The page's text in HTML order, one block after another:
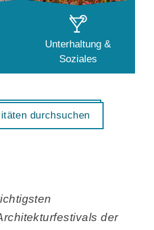
Unterhaltung &
Soziales
durchsuchen
der